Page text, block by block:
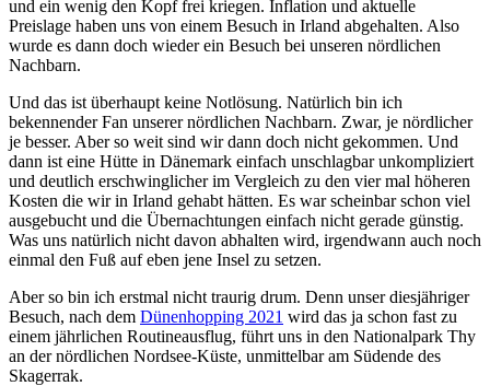
und ein wenig den Kopf frei kriegen. Inflation und aktuelle
Preislage haben uns von einem Besuch in Irland abgehalten. Also
wurde es dann doch wieder ein Besuch bei unseren nördlichen
Nachbarn.
Und das ist überhaupt keine Notlösung. Natürlich bin ich
bekennender Fan unserer nördlichen Nachbarn. Zwar, je nördlicher
je besser. Aber so weit sind wir dann doch nicht gekommen. Und
dann ist eine Hütte in Dänemark einfach unschlagbar unkompliziert
und deutlich erschwinglicher im Vergleich zu den vier mal höheren
Kosten die wir in Irland gehabt hätten. Es war scheinbar schon viel
ausgebucht und die Übernachtungen einfach nicht gerade günstig.
Was uns natürlich nicht davon abhalten wird, irgendwann auch noch
einmal den Fuß auf eben jene Insel zu setzen.
Aber so bin ich erstmal nicht traurig drum. Denn unser diesjähriger
Besuch, nach dem Dünenhopping 2021 wird das ja schon fast zu
einem jährlichen Routineausflug, führt uns in den Nationalpark Thy
an der nördlichen Nordsee-Küste, unmittelbar am Südende des
Skagerrak.